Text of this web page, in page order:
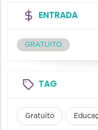
ENTRADA
GRATUITO
TAG
Gratuito